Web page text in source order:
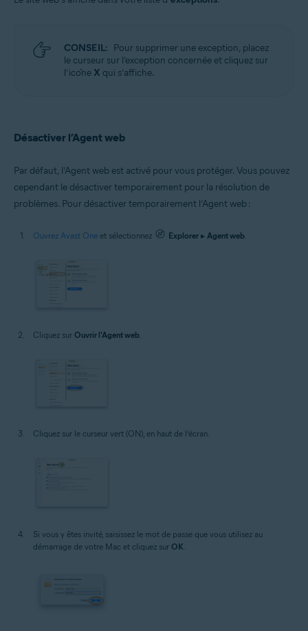
CONSEIL: Pour supprimer une exception, placez
le curseur sur l’exception concernée et cliquez sur
l’icône X qui s’affiche.
Désactiver l’Agent web
Par défaut, l’Agent web est activé pour vous protéger. Vous pouvez
cependant le désactiver temporairement pour la résolution de
problèmes. Pour désactiver temporairement l’Agent web :
Ouvrez Avast One et sélectionnez Explorer ▸ Agent web
Cliquez sur Ouvrir l'Agent web
Cliquez sur le curseur vert (ON), en haut de l’écran.
Si vous y êtes invité, saisissez le mot de passe que vous utilisez au
démarrage de votre Mac et cliquez sur OK